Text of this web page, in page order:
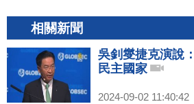
相關新聞
吳釗燮捷克演說
民主國家
2024-09-02 11:40:42